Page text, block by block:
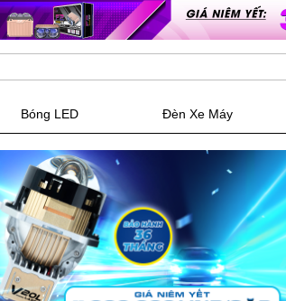
Bóng LED Đèn Xe Máy